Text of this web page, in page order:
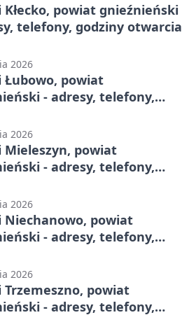
powiat gnieźnieński
telefony, godziny otwarcia
2026
Łubowo, powiat
- adresy, telefony,
2026
Mieleszyn, powiat
- adresy, telefony,
2026
Niechanowo, powiat
- adresy, telefony,
2026
Trzemeszno, powiat
- adresy, telefony,